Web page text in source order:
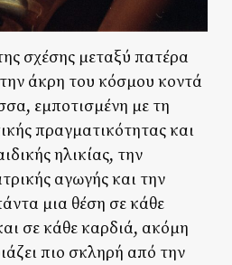
σχέσης μεταξύ πατέρα
άκρη του κόσμου κοντά
εμποτισμένη με τη
πραγματικότητας και
ηλικίας, την
αγωγής και την
μια θέση σε κάθε
σε κάθε καρδιά, ακόμη
πιο σκληρή από την